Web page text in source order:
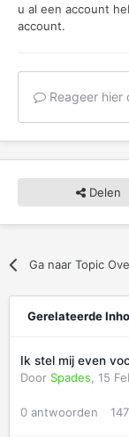
u al een account
account.
Reageer
Delen
Ga naar Topic
Gerelateerde
Ik stel mij even
Door Spades 15
0 antwoorden